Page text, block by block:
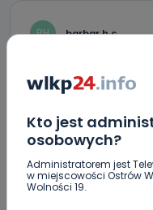
Kto jest
osobowych?
Administratorem jest
w miejscowości Ostrów
Wolności 19.
BH barbar h.c.
DOŁĄCZ DO DYSKUSJI